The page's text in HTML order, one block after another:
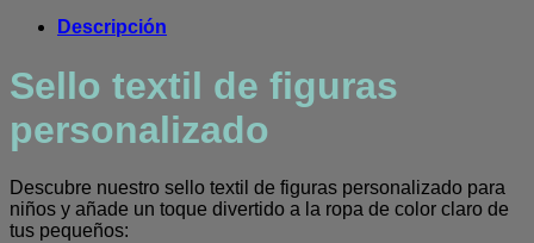
personalizado
cantidad
Descripción
Sello textil de figuras
personalizado
Descubre nuestro sello textil de figuras personalizado para
niños y añade un toque divertido a la ropa de color claro de
tus pequeños: